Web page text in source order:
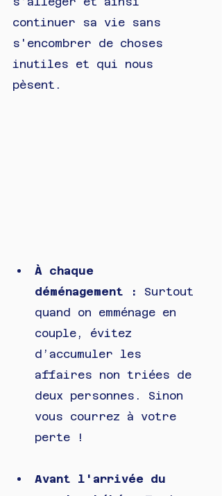
continuer sa vie sans
s'encombrer de choses
inutiles et qui nous
pèsent.
À chaque
déménagement : Surtout
quand on emménage en
couple, évitez
d’accumuler les
affaires non triées de
deux personnes. Sinon
vous courrez à votre
perte !
Avant l'arrivée du